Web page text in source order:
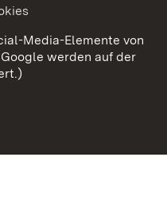
Media-Elemente von
werden auf der